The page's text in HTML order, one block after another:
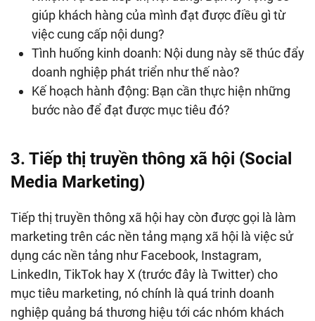
giúp khách hàng của mình đạt được điều gì từ
việc cung cấp nội dung?
Tình huống kinh doanh: Nội dung này sẽ thúc đẩy
doanh nghiệp phát triển như thế nào?
Kế hoạch hành động: Bạn cần thực hiện những
bước nào để đạt được mục tiêu đó?
3. Tiếp thị truyền thông xã hội (Social
Media Marketing)
Tiếp thị truyền thông xã hội hay còn được gọi là làm
marketing trên các nền tảng mạng xã hội là việc sử
dụng các nền tảng như Facebook, Instagram,
LinkedIn, TikTok hay X (trước đây là Twitter) cho
mục tiêu marketing, nó chính là quá trinh doanh
nghiệp quảng bá thương hiệu tới các nhóm khách